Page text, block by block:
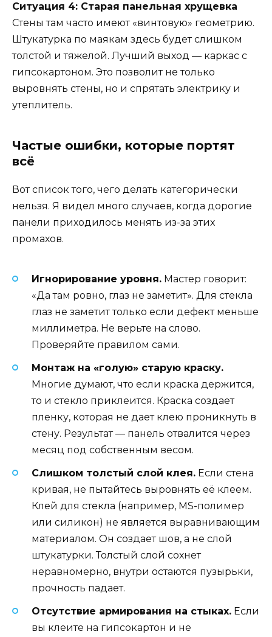
Ситуация 4: Старая панельная хрущевка
Стены там часто имеют «винтовую» геометрию.
Штукатурка по маякам здесь будет слишком
толстой и тяжелой. Лучший выход — каркас с
гипсокартоном. Это позволит не только
выровнять стены, но и спрятать электрику и
утеплитель.
Частые ошибки, которые портят
всё
Вот список того, чего делать категорически
нельзя. Я видел много случаев, когда дорогие
панели приходилось менять из-за этих
промахов.
Игнорирование уровня. Мастер говорит:
«Да там ровно, глаз не заметит». Для стекла
глаз не заметит только если дефект меньше
миллиметра. Не верьте на слово.
Проверяйте правилом сами.
Монтаж на «голую» старую краску.
Многие думают, что если краска держится,
то и стекло приклеится. Краска создает
пленку, которая не дает клею проникнуть в
стену. Результат — панель отвалится через
месяц под собственным весом.
Слишком толстый слой клея. Если стена
кривая, не пытайтесь выровнять её клеем.
Клей для стекла (например, MS-полимер
или силикон) не является выравнивающим
материалом. Он создает шов, а не слой
штукатурки. Толстый слой сохнет
неравномерно, внутри остаются пузырьки,
прочность падает.
Отсутствие армирования на стыках. Если
вы клеите на гипсокартон и не